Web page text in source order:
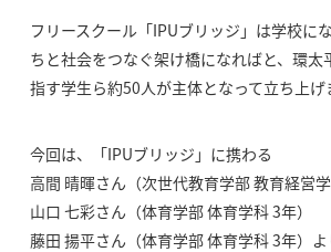
フリースクール「IPUブリッジ」は学校に
ちと社会をつなぐ架け橋になればと、環太
指す学生ら約50人が主体となって立ち上げ
今回は、「IPUブリッジ」に携わる
高間 晴暉さん（次世代教育学部 教育経営学
山口 七彩さん（体育学部 体育学科 3年）
藤田 揚平さん（体育学部 体育学科 3年）よ